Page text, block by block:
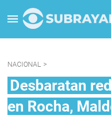
NACIONAL >
Desbaratan
en Rocha,